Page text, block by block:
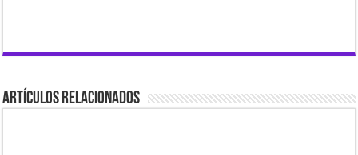
Artículos Relacionados